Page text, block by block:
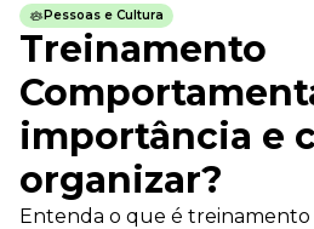
Todas as categorias
Confira nossos conteúdos
Impulsione o seu negócio
Legislação
Fique por dentro da lei
Pessoas e Cultura
Aprimore a cultura organizacional
Pessoas e Cultura
Treinamento
importância e
organizar?
Entenda o que é